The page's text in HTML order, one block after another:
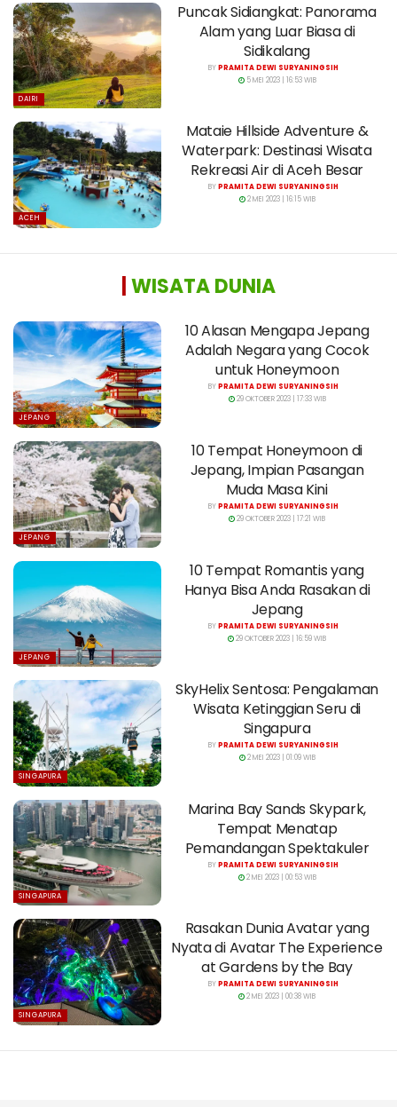
DAIRI
Puncak Sidiangkat: Panorama
Alam yang Luar Biasa di
Sidikalang
BYPRAMITA DEWI SURYANINGSIH
5 MEI 2023 | 16:53 WIB
ACEH
Mataie Hillside Adventure &
Waterpark: Destinasi Wisata
Rekreasi Air di Aceh Besar
BYPRAMITA DEWI SURYANINGSIH
2 MEI 2023 | 16:15 WIB
WISATA DUNIA
JEPANG
10 Alasan Mengapa Jepang
Adalah Negara yang Cocok
untuk Honeymoon
BYPRAMITA DEWI SURYANINGSIH
29 OKTOBER 2023 | 17:33 WIB
JEPANG
10 Tempat Honeymoon di
Jepang, Impian Pasangan
Muda Masa Kini
BYPRAMITA DEWI SURYANINGSIH
29 OKTOBER 2023 | 17:21 WIB
JEPANG
10 Tempat Romantis yang
Hanya Bisa Anda Rasakan di
Jepang
BYPRAMITA DEWI SURYANINGSIH
29 OKTOBER 2023 | 16:59 WIB
SINGAPURA
SkyHelix Sentosa: Pengalaman
Wisata Ketinggian Seru di
Singapura
BYPRAMITA DEWI SURYANINGSIH
2 MEI 2023 | 01:09 WIB
SINGAPURA
Marina Bay Sands Skypark,
Tempat Menatap
Pemandangan Spektakuler
BYPRAMITA DEWI SURYANINGSIH
2 MEI 2023 | 00:53 WIB
SINGAPURA
Rasakan Dunia Avatar yang
Nyata di Avatar The Experience
at Gardens by the Bay
BYPRAMITA DEWI SURYANINGSIH
2 MEI 2023 | 00:38 WIB